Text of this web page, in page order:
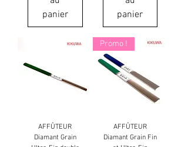
panier
panier
AFFÛTEUR
Diamant Grain
Promo !
AFFÛTEUR
Diamant Grain Fin